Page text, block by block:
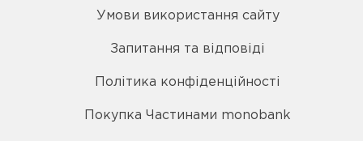
Умови використання сайту
Запитання та відповіді
Політика конфіденційності
Покупка Частинами monobank